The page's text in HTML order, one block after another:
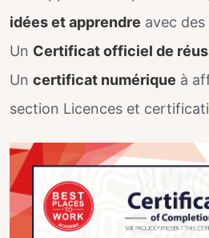
idées et apprendre avec
Un Certificat officiel de
Un certificat numérique à
section Licences et